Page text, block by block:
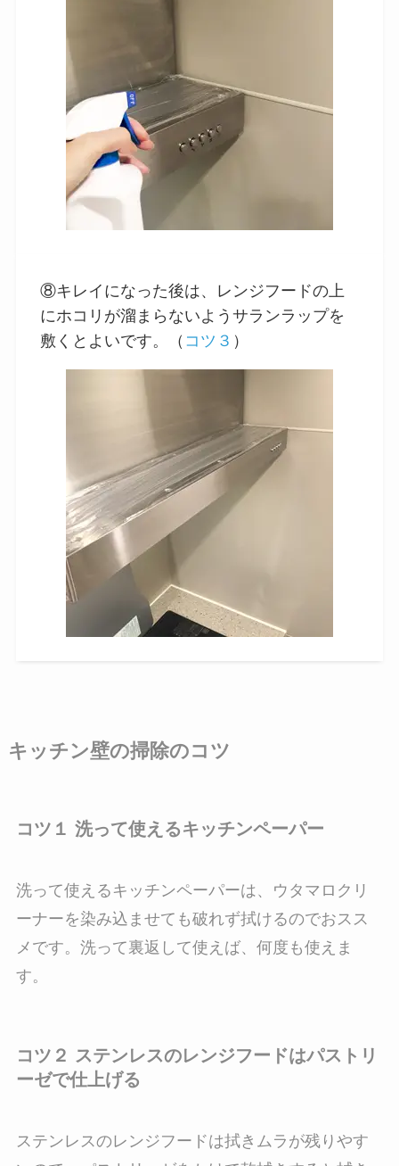
⑧キレイになった後は、レンジフードの上
にホコリが溜まらないようサランラップを
敷くとよいです。（ コツ３ ）
キッチン壁の掃除のコツ
コツ１ 洗って使えるキッチンペーパー
洗って使えるキッチンペーパーは、ウタマロクリ
ーナーを染み込ませても破れず拭けるのでおスス
メです。洗って裏返して使えば、何度も使えま
す。
コツ２ ステンレスのレンジフードはパストリ
ーゼで仕上げる
ステンレスのレンジフードは拭きムラが残りやす